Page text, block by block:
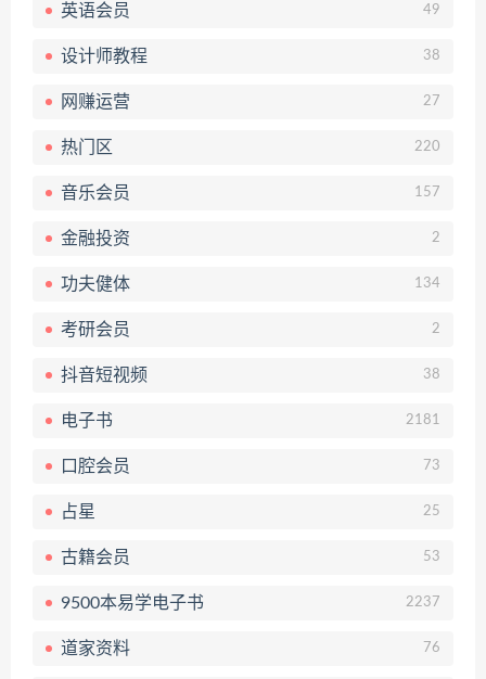
英语会员 49
设计师教程 38
网赚运营 27
热门区 220
音乐会员 157
金融投资 2
功夫健体 134
考研会员 2
抖音短视频 38
电子书 2181
口腔会员 73
占星 25
古籍会员 53
9500本易学电子书 2237
道家资料 76